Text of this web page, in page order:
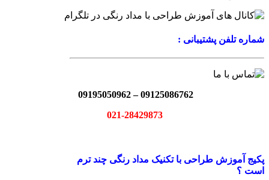
شماره تلفن پشتیبانی :
09125086762 – 09195050962
021-28429873
پکیج آموزش طراحی با تکنیک مداد رنگی چند ترم
است ؟